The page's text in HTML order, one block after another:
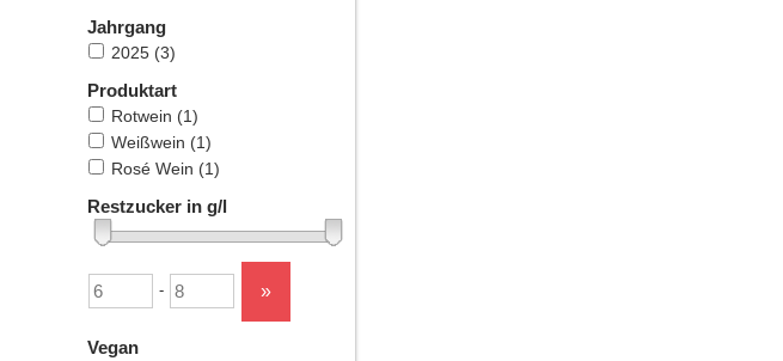
Jahrgang
2025 (3)
Produktart
Rotwein (1)
Weißwein (1)
Rosé Wein (1)
Restzucker in g/l
Untergrenze
-
Obergrenze
»
Vegan